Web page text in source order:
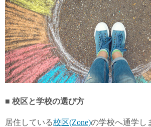
■ 校区と学校の選び方
居住している校区(Zone)の学校へ通学し